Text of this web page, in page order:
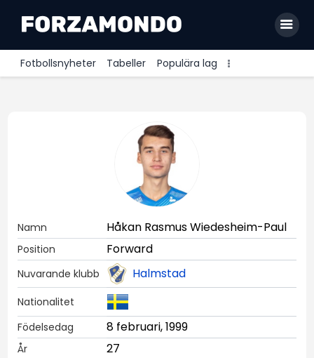
Fotbollsnyheter Tabeller Populära lag
Premier League
Ligue 1
Namn Håkan Rasmus Wiedesheim-Paul
Position Forward
Nuvarande klubb Halmstad
Nationalitet
Födelsedag
8 februari, 1999
År 27